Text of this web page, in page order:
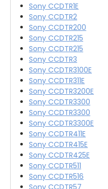
Sony CCDTR1E
Sony CCDTR2
Sony CCDTR200
Sony CCDTR215
Sony CCDTR215
Sony CCDTR3
Sony CCDTR3100E
Sony CCDTR311E
Sony CCDTR3200E
Sony CCDTR3300
Sony CCDTR3300
Sony CCDTR3300E
Sony CCDTR411E
Sony CCDTR415E
Sony CCDTR425E
Sony CCDTR511
Sony CCDTR516
Sony CCDTR57